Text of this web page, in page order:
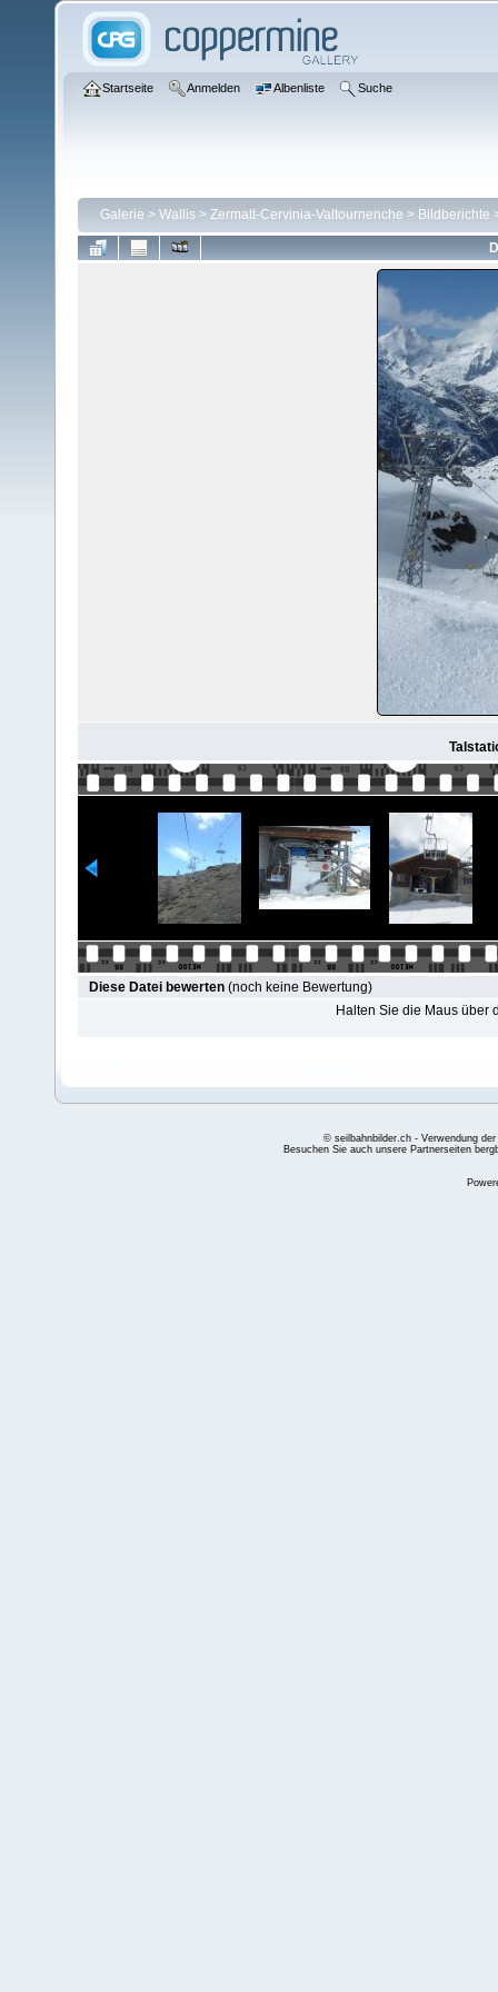
Startseite Anmelden Albenliste Suche
Galerie > Wallis > Zermatt-Cervinia-Valtournenche > Bildberichte
Diese Datei bewerten (noch keine Bewertung)
Halten Sie die Maus über
© seilbahnbilder.ch - Verwendung
Besuchen Sie auch unsere Partnerseiten